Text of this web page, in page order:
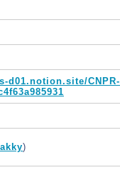
d01.notion.site/CNPR-
)